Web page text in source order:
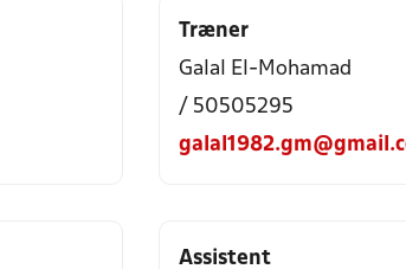
Træner
Galal El-Mohamad
/ 50505295
Assistent